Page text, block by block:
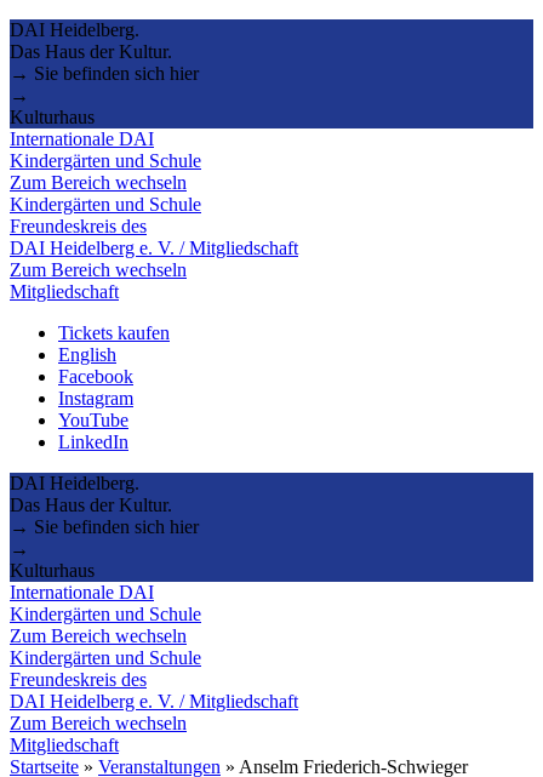
DAI Heidelberg.
Das Haus der Kultur.
→ Sie befinden sich hier
→
Kulturhaus
Internationale DAI
Kindergärten und Schule
Zum Bereich wechseln
Kindergärten und Schule
Freundeskreis des
DAI Heidelberg e. V. / Mitgliedschaft
Zum Bereich wechseln
Mitgliedschaft
Tickets kaufen
English
Facebook
Instagram
YouTube
LinkedIn
DAI Heidelberg.
Das Haus der Kultur.
→ Sie befinden sich hier
→
Kulturhaus
Internationale DAI
Kindergärten und Schule
Zum Bereich wechseln
Kindergärten und Schule
Freundeskreis des
DAI Heidelberg e. V. / Mitgliedschaft
Zum Bereich wechseln
Mitgliedschaft
Startseite » Veranstaltungen » Anselm Friederich-Schwieger